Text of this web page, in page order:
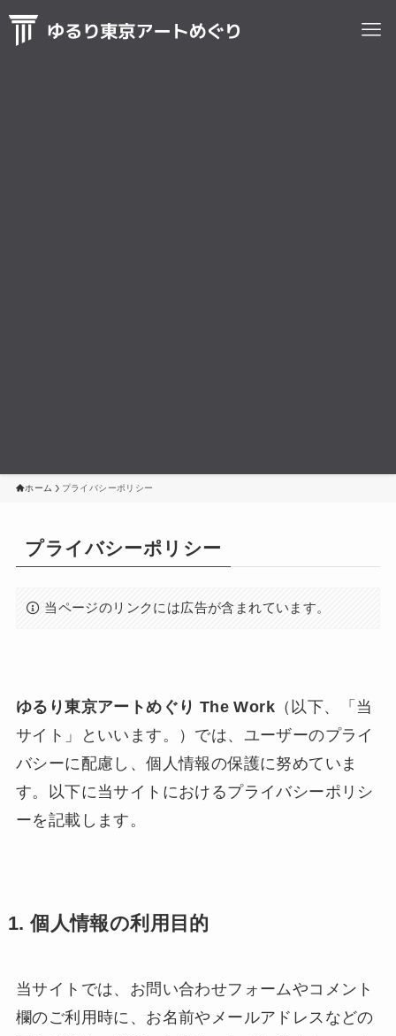
ホーム プライバシーポリシー
プライバシーポリシー
当ページのリンクには広告が含まれています。
ゆるり東京アートめぐり The Work（以下、「当
サイト」といいます。）では、ユーザーのプライ
バシーに配慮し、個人情報の保護に努めていま
す。以下に当サイトにおけるプライバシーポリシ
ーを記載します。
1. 個人情報の利用目的
当サイトでは、お問い合わせフォームやコメント
欄のご利用時に、お名前やメールアドレスなどの